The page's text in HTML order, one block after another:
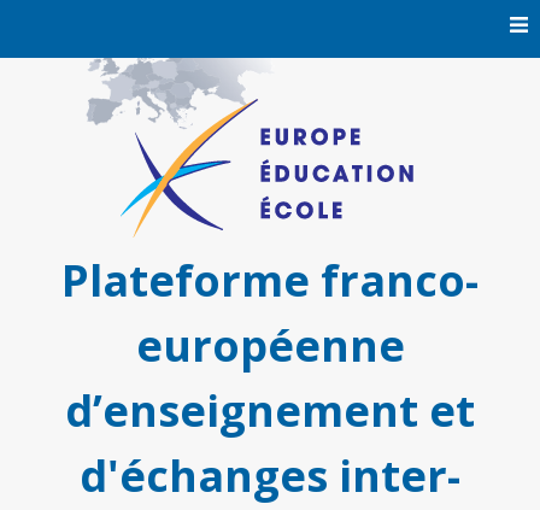
Plateforme franco-
européenne
d’enseignement et
d'échanges inter-